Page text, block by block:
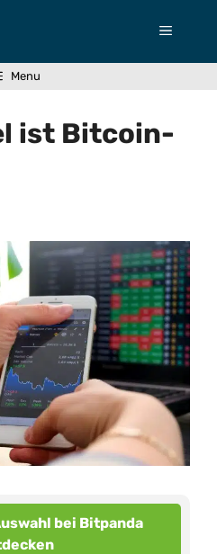
Menü
Menu
ist Bitcoin-
bei Bitpanda